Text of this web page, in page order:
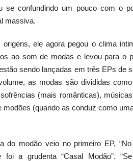
se confundindo um pouco com o
massiva.
ele agora pegou o clima
ao som de modas e levou para o
sendo lançadas em três EPs de
as modas são divididas
(mais românticas),
modões (quando as conduz como
do modão veio no primeiro EP, “No
foi a grudenta “Casal Modão”.